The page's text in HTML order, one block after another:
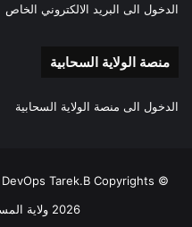
الدخول الى البريد الالكتروني الخاص
منصة الولاية السحابية
الدخول الى منصة الولاية السحابية
Tarek.B Copyrights ©
2026 ولاية المسيلة | Wilaya M'sila